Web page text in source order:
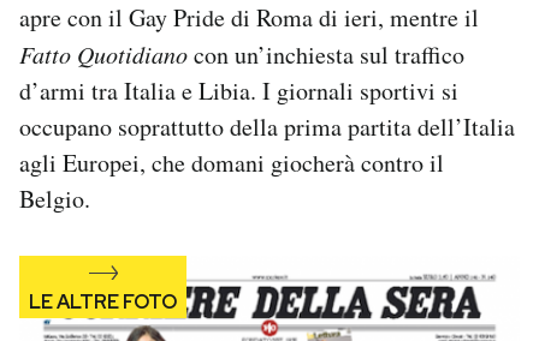
Newsletter
Notifiche mobile
Regala il Post
apre con il Gay Pride di Roma di ieri, mentre il
Fatto Quotidianocon un’inchiesta sul traffico
d’armi tra Italia e Libia. I giornali sportivi si
occupano soprattutto della prima partita dell’Italia
agli Europei, che domani giocherà contro il
Belgio.